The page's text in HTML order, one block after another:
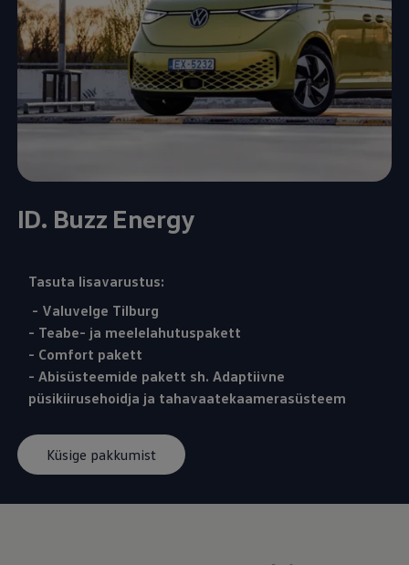
ID. Buzz Energy
Tasuta lisavarustus:
- Valuvelge Tilburg
- Teabe- ja meelelahutuspakett
- Comfort pakett
- Abisüsteemide pakett sh. Adaptiivne
püsikiirusehoidja ja tahavaatekaamerasüsteem
Küsige pakkumist